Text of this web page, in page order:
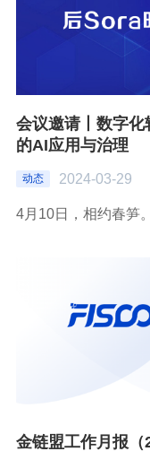
会议邀请丨数字
的AI应用与治理
动态 2024-03-29
4月10日，相约春笋。
金链盟工作月报（